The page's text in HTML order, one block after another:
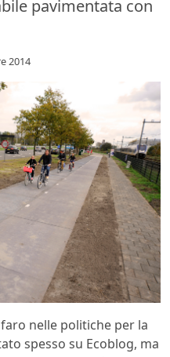
pavimentata con
2014
nelle politiche per la
spesso su Ecoblog, ma